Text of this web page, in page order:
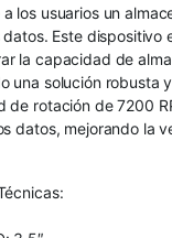
los usuarios un
Este dispositivo
la capacidad de
una solución robusta
de rotación de 7200
datos, mejorando la